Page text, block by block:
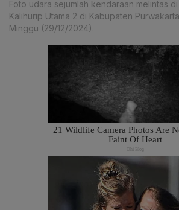
Foto udara sejumlah kendaraan melintas
Kalihurip Utama 2 di Kabupaten
Minggu (29/12/2024).